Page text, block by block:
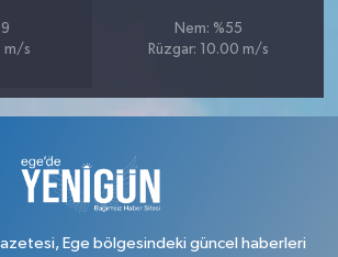
m/s
Nem: %55
Rüzgar: 10.00 m/s
Ege bölgesindeki güncel haberleri